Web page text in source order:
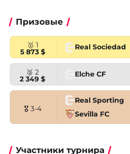
Призовые
🥇 1
5 873 $
Real Sociedad
🥈 2
2 349 $
Elche CF
🎖 3-4
Real Sporting
Sevilla FC
Участники турнира